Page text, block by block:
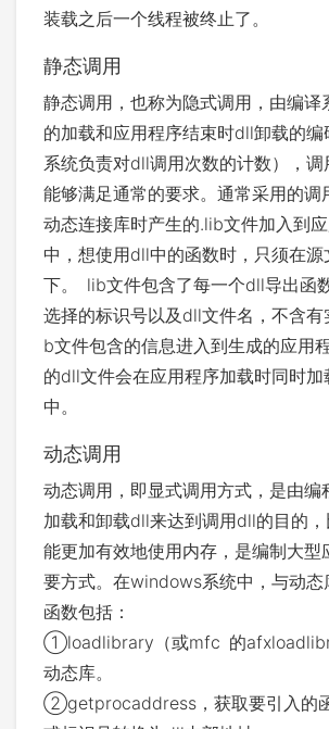
装载之后一个线程被终止了。
静态调用
静态调用，也称为隐式调用，由编译
的加载和应用程序结束时dll卸载的
系统负责对dll调用次数的计数），调
能够满足通常的要求。通常采用的调
动态连接库时产生的.lib文件加入到
中，想使用dll中的函数时，只须在源
下。 lib文件包含了每一个dll导出函
选择的标识号以及dll文件名，不含有
b文件包含的信息进入到生成的应用
的dll文件会在应用程序加载时同时加
中。
动态调用
动态调用，即显式调用方式，是由编
加载和卸载dll来达到调用dll的目的
能更加有效地使用内存，是编制大型
要方式。在windows系统中，与动态
函数包括：
①loadlibrary（或mfc 的
动态库。
②getprocaddress，获取要引入的